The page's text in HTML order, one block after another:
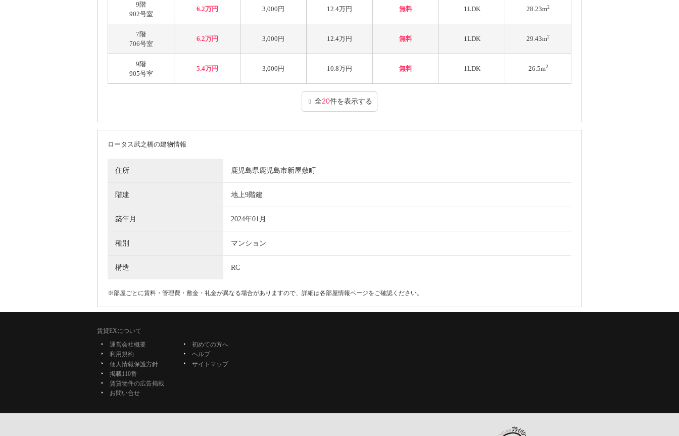
9階
902号室
6.2万円 3,000円 12.4万円 無料 1LDK 28.23m2
7階
706号室
6.2万円 3,000円 12.4万円 無料 1LDK 29.43m2
9階
905号室
5.4万円 3,000円 10.8万円 無料 1LDK 26.5m2
全20件を表示する
ロータス武之橋の建物情報
住所 鹿児島県鹿児島市新屋敷町
階建 地上9階建
築年月 2024年01月
種別 マンション
構造 RC
※部屋ごとに賃料・管理費・敷金・礼金が異なる場合がありますので、詳細は各部屋情報ページをご確認ください。
賃貸EXについて
運営会社概要
利用規約
個人情報保護方針
掲載110番
賃貸物件の広告掲載
お問い合せ
初めての方へ
ヘルプ
サイトマップ